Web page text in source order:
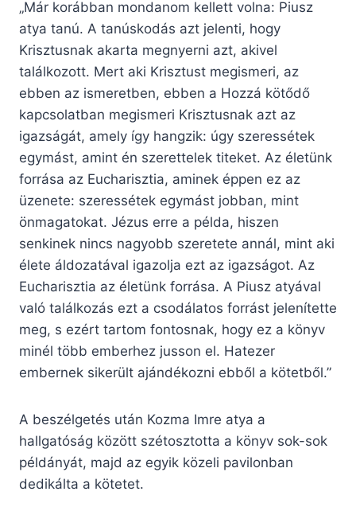
„Már korábban mondanom kellett volna: Piusz
atya tanú. A tanúskodás azt jelenti, hogy
Krisztusnak akarta megnyerni azt, akivel
találkozott. Mert aki Krisztust megismeri, az
ebben az ismeretben, ebben a Hozzá kötődő
kapcsolatban megismeri Krisztusnak azt az
igazságát, amely így hangzik: úgy szeressétek
egymást, amint én szerettelek titeket. Az életünk
forrása az Eucharisztia, aminek éppen ez az
üzenete: szeressétek egymást jobban, mint
önmagatokat. Jézus erre a példa, hiszen
senkinek nincs nagyobb szeretete annál, mint aki
élete áldozatával igazolja ezt az igazságot. Az
Eucharisztia az életünk forrása. A Piusz atyával
való találkozás ezt a csodálatos forrást jelenítette
meg, s ezért tartom fontosnak, hogy ez a könyv
minél több emberhez jusson el. Hatezer
embernek sikerült ajándékozni ebből a kötetből.”
A beszélgetés után Kozma Imre atya a
hallgatóság között szétosztotta a könyv sok-sok
példányát, majd az egyik közeli pavilonban
dedikálta a kötetet.